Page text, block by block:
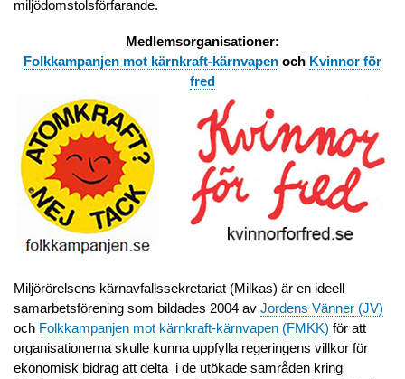
miljödomstolsförfarande.
Medlemsorganisationer:
Folkkampanjen mot kärnkraft-kärnvapen och Kvinnor för
fred
Miljörörelsens kärnavfallssekretariat (Milkas) är en ideell
samarbetsförening som bildades 2004 av Jordens Vänner (JV)
och Folkkampanjen mot kärnkraft-kärnvapen (FMKK) för att
organisationerna skulle kunna uppfylla regeringens villkor för
ekonomisk bidrag att delta i de utökade samråden kring